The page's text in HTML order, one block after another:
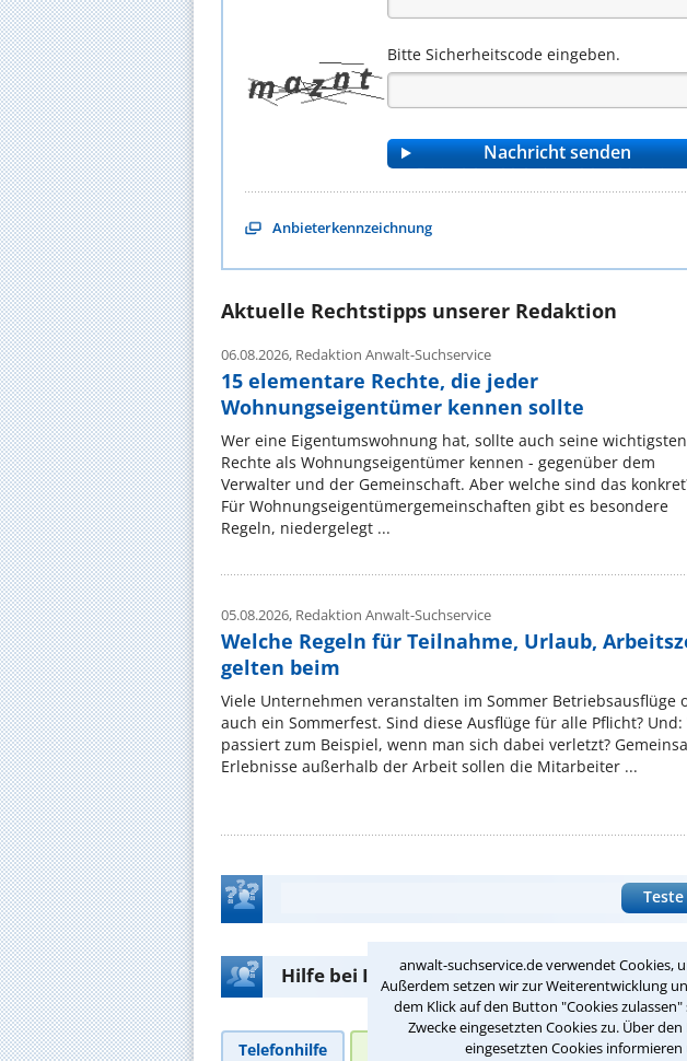
anwalt-suchservice.de verwendet Cookies,
Außerdem setzen wir zur Weiterentwicklung
dem Klick auf den Button "Cookies
Zwecke eingesetzten Cookies zu. Über
eingesetzten Cookies
Bitte Sicherheitscode eingeben.
Anbieterkennzeichnung
Aktuelle Rechtstipps unserer Redaktion
06.08.2026, Redaktion Anwalt-Suchservice
15 elementare Rechte, die jeder
Wohnungseigentümer kennen sollte
Wer eine Eigentumswohnung hat, sollte auch seine wichtigsten
Rechte als Wohnungseigentümer kennen - gegenüber dem
Verwalter und der Gemeinschaft. Aber welche sind das
Für Wohnungseigentümergemeinschaften gibt es besondere
Regeln, niedergelegt ...
05.08.2026, Redaktion Anwalt-Suchservice
Welche Regeln für Teilnahme, Urlaub,
gelten beim
Viele Unternehmen veranstalten im Sommer Betriebsausflüge
auch ein Sommerfest. Sind diese Ausflüge für alle Pflicht? Und:
passiert zum Beispiel, wenn man sich dabei verletzt?
Erlebnisse außerhalb der Arbeit sollen die Mitarbeiter ...
Hilfe bei Ihrer Anwaltsuche?
Telefonhilfe Beratungsanfrage